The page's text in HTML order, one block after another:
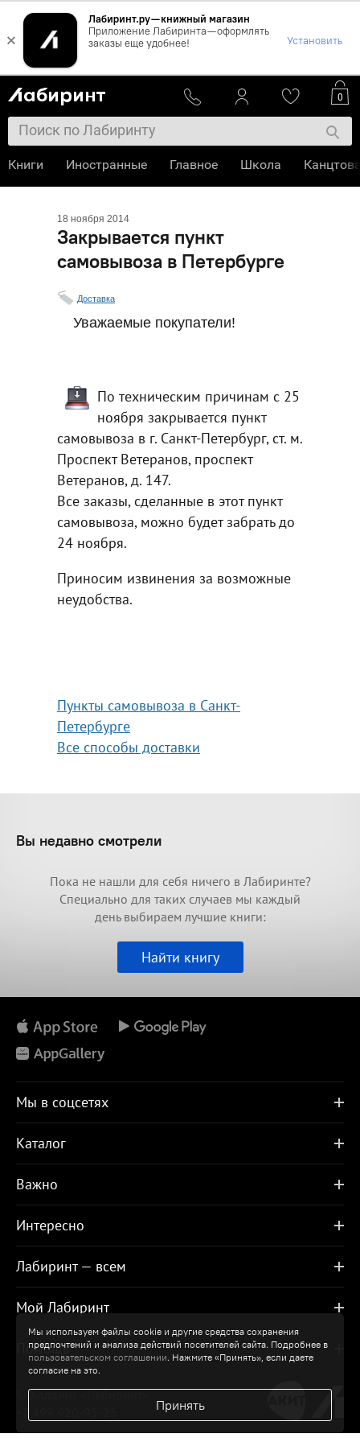
×
Лабиринт.ру — книжный магазин
Приложение Лабиринта — оформлять
заказы еще удобнее!
Установить
18 ноября 2014
Закрывается пункт
самовывоза в Петербурге
Доставка
Уважаемые покупатели!
По техническим причинам с 25
ноября закрывается пункт
самовывоза в г. Санкт-Петербург, ст. м.
Проспект Ветеранов, проспект
Ветеранов, д. 147.
Все заказы, сделанные в этот пункт
самовывоза, можно будет забрать до
24 ноября.
Приносим извинения за возможные
неудобства.
Пункты самовывоза в Санкт-
Петербурге
Все способы доставки
0
Книги Иностранные Главное Школа
Мы используем файлы cookie и другие средства сохранения
предпочтений и анализа действий посетителей сайта. Подробнее в
пользовательском соглашении. Нажмите «Принять», если даете
согласие на это.
Принять
Вы недавно смотрели
Пока не нашли для себя ничего в Лабиринте?
Специально для таких случаев мы каждый
день выбираем лучшие книги:
Найти книгу
Мы в соцсетях
Каталог
Важно
Интересно
Лабиринт — всем
Мой Лабиринт
Помощь
© Холдинг «Лабиринт»